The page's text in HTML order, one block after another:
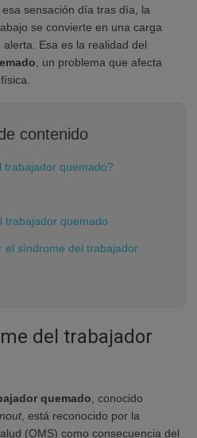
sensación día tras día, la
se convierte en una carga
Esa es la realidad del
, un problema que afecta
contenido
quemado?
trabajador quemado
el síndrome del trabajador
del trabajador
quemado , conocido
, está reconocido por la
(OMS) como consecuencia del